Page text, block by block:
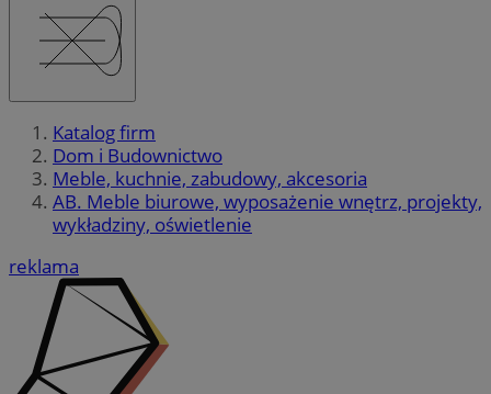
Katalog firm
Dom i Budownictwo
Meble, kuchnie, zabudowy, akcesoria
AB. Meble biurowe, wyposażenie wnętrz, projekty,
wykładziny, oświetlenie
reklama